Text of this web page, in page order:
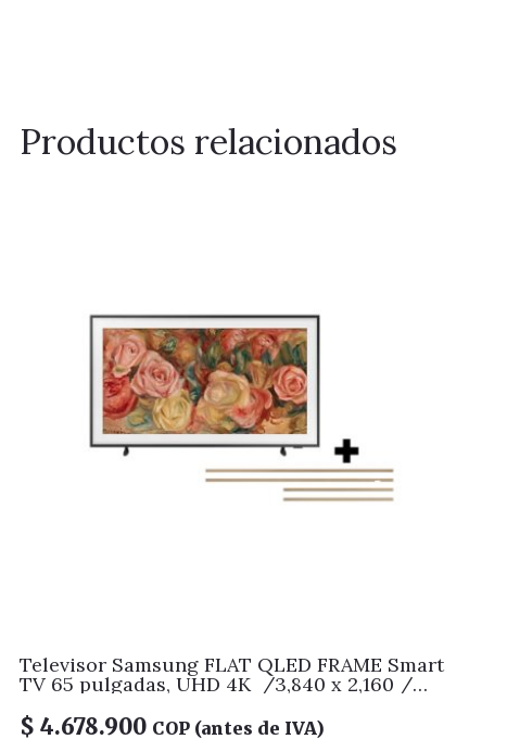
Productos relacionados
Televisor Samsung FLAT QLED FRAME Smart
TV 65 pulgadas, UHD 4K /3,840 x 2,160 /
procesador/ 144Hz/ Pantalla mate /Bluetooth
5.3/ Dual Led / asistente de voz / Multiview/
$ 4.678.900 COP (antes de IVA)